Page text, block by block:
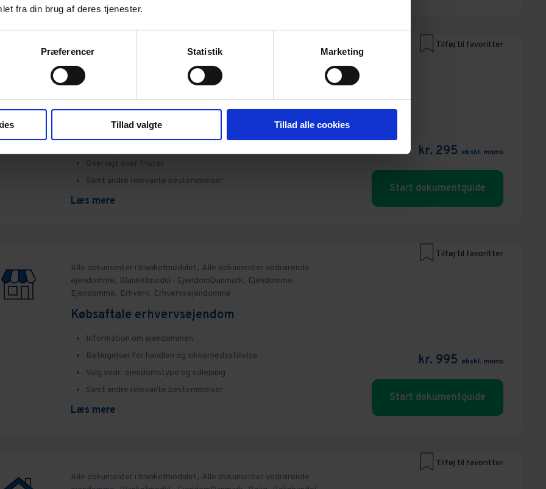
fra din brug af deres tjenester.
Præferencer Statistik Marketing
Tillad valgte Tillad alle cookies
Tilføj til favoritter
ejendomme,
Blanketmodul - EjendomDanmark,
Ejendomme,
Erhverv, Erhvervsejendomme,
Godkendelsesskrivelse - Køberrådgiver
Forudsætninger for handlens godkendelse
Oversigt over frister
Samt andre relevante bestemmelser
Læs mere
kr. 295 ekskl. moms
Start dokumentguide
Tilføj til favoritter
Alle dokumenter i blanketmodulet, Alle dokumenter vedrørende
ejendomme, Blanketmodul - EjendomDanmark, Ejendomme,
Ejendomme, Erhverv, Erhvervsejendomme
Købsaftale erhvervsejendom
Information om ejendommen
Betingelser for handlen og sikkerhedsstillelse
Valg vedr. ejendomstype og udlejning
Samt andre relevante bestemmelser
Læs mere
kr. 995 ekskl. moms
Start dokumentguide
Tilføj til favoritter
Alle dokumenter i blanketmodulet, Alle dokumenter vedrørende